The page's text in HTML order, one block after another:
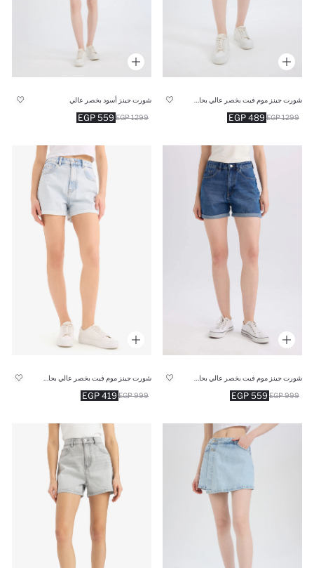
489 EGP 1299 EGP
شورت جينز أسود بخصر عالي
559 EGP 1299 EGP
559 EGP 999 EGP
419 EGP 999 EGP